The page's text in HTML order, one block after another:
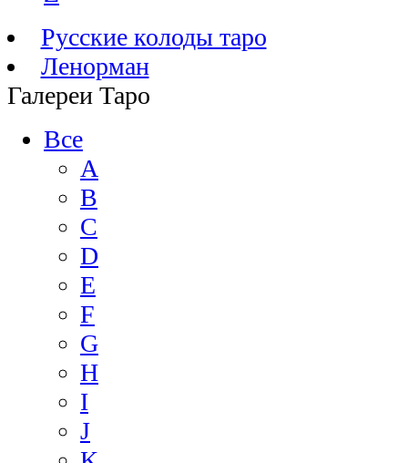
Русские колоды таро
Ленорман
Галереи Таро
Все
A
B
C
D
E
F
G
H
I
J